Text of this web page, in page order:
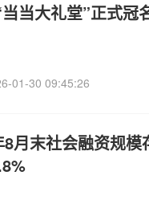
当大礼堂”正式冠
01-30 09:45:26
月末社会融资规模